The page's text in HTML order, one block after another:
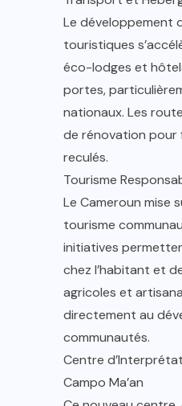
Le développement
touristiques
éco-lodges et
portes,
nationaux. Les
de rénovation pour
reculés.
Tourisme
Le Cameroun mise
tourisme
initiatives
chez l’habitant et
agricoles et
directement au
communautés.
Centre
Campo Ma’an